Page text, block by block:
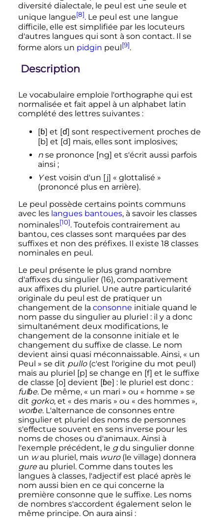
diversité dialectale, le peul est une seule et
unique langue[8]. Le peul est une langue
difficile, elle est simplifiée par les locuteurs
d'autres langues qui sont à son contact. Il se
forme alors un pidgin peul[9].
Description
Le vocabulaire emploie l'orthographe qui est
normalisée et fait appel à un alphabet latin
complété des lettres suivantes :
[ɓ] et [ɗ] sont respectivement proches de
[b] et [d] mais, elles sont implosives;
nse prononce [ng] et s'écrit aussi parfois
ainsi ;
Yest voisin d'un [j] « glottalisé »
(prononcé plus en arrière).
Le peul possède certains points communs
avec les langues bantoues, à savoir les classes
nominales[10]. Toutefois contrairement au
bantou, ces classes sont marquées par des
suffixes et non des préfixes. Il existe 18 classes
nominales en peul.
Le peul présente le plus grand nombre
d'affixes du singulier (16), comparativement
aux affixes du pluriel. Une autre particularité
originale du peul est de pratiquer un
changement de la consonne initiale quand le
nom passe du singulier au pluriel : il y a donc
simultanément deux modifications, le
changement de la consonne initiale et le
changement du suffixe de classe. Le nom
devient ainsi quasi méconnaissable. Ainsi, « un
Peul » se dit pullo(c'est l'origine du mot peul)
mais au pluriel [p] se change en [f] et le suffixe
de classe [o] devient [ɓe] : le pluriel est donc :
fulɓe. De même, « un mari » ou « homme » se
dit gorko, et « des maris » ou « des hommes »,
worɓe. L'alternance de consonnes entre
singulier et pluriel des noms de personnes
s'effectue souvent en sens inverse pour les
noms de choses ou d'animaux. Ainsi à
l'exemple précédent, le gdu singulier donne
un wau pluriel, mais wuro(le village) donnera
gureau pluriel. Comme dans toutes les
langues à classes, l'adjectif est placé après le
nom aussi bien en ce qui concerne la
première consonne que le suffixe. Les noms
de nombres s'accordent également selon le
même principe. On aura ainsi :